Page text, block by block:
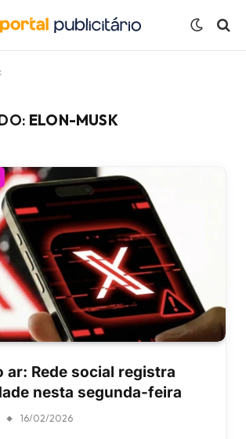
ELON-MUSK
ar: Rede social registra
nesta segunda-feira
16/02/2026